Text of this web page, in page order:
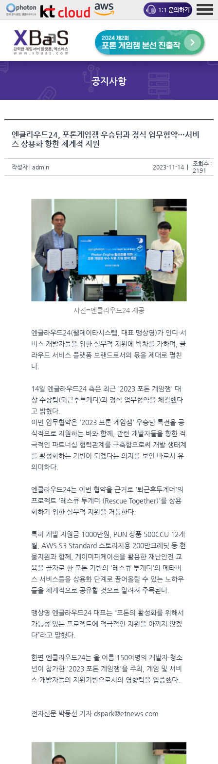
1:1 문의하기
공지사항
엔클라우드24, 포톤게임잼 우승팀과 정식 업무협약…서비
스 상용화 향한 체계적 지원
작성자| admin 2023-11-14 | 조회수 :
2191
사진=엔클라우드24 제공
엔클라우드24(웰데이타시스템, 대표 맹상영)가 인디·서
비스 개발자들을 위한 실무적 지원에 박차를 가하며, 클
라우드 서비스 플랫폼 브랜드로서의 몫을 제대로 펼친
다.
14일 엔클라우드24 측은 최근 '2023 포톤 게임잼' 대
상 수상팀(퇴근후투게더)과 정식 업무협약을 체결했다
고 밝혔다.
이번 업무협약은 '2023 포톤 게임잼' 우승팀 특전을 공
식적으로 지원하는 바와 함께, 관련 개발자들을 향한 적
극적인 파트너십 협력관계를 구축함으로써 개발 생태계
를 활성화하는 기반이 되겠다는 의지를 보인 바로서 유
의미하다.
엔클라우드24는 이번 협약을 근거로 '퇴근후투게더'의
프로젝트 '레스큐 투게더 (Rescue Together)'를 상용
화하기 위한 실무적 지원을 거듭한다.
특히 개발 지원금 1000만원, PUN 상품 500CCU 12개
월, AWS S3 Standard 스토리지용 200만크레딧 등 현
물지원과 함께, 게이미피케이션을 활용한 재난안전 교
육을 골자로 한 포톤 기반의 '레스큐 투게더'의 메타버
스 서비스들을 상용화 단계로 끌어올릴 수 있는 노하우
들을 체계적으로 공유할 것으로 알려져 주목된다.
맹상영 엔클라우드24 대표는 “포톤의 활성화를 위해서
가능성 있는 프로젝트에 적극적인 지원을 아끼지 않겠
다”라고 말했다.
한편 엔클라우드24는 올 여름 150여명의 개발자·청소
년이 참가한 '2023 포톤 게임잼'을 주최, 게임 및 서비
스 개발자들의 지원기반으로서의 영향력을 입증했다.
전자신문 박동선 기자 dspark@etnews.com